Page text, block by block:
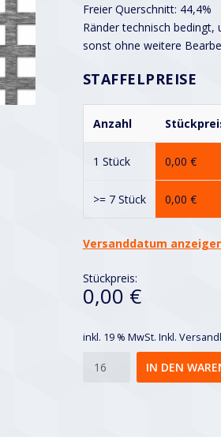
Freier Querschnitt: 44,4%
Ränder technisch
sonst ohne weitere
STAFFELPREISE
Anzahl
1 Stück 0,00 €
>= 7 Stück 0,00 €
Versanddatum
Stückpreis:
0,00 €
inkl. 19 % MwSt. Inkl.
Qg
IN DEN